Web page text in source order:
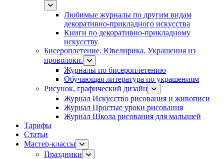
Любимые журналы по другим видам
декоративно-прикладного искусства
Книги по декоративно-прикладному
искусству
Бисероплетение. Ювелирика. Украшения из
проволоки.
Журналы по бисероплетению
Обучающая литература по украшениям
Рисунок, графический дизайн
Журнал Искусство рисования и живописи
Журнал Простые уроки рисования
Журнал Школа рисования для малышей
Тарифы
Статьи
Мастер-классы
Праздники